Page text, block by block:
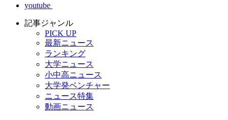
youtube
記事ジャンル
PICK UP
最新ニュース
ランキング
大学ニュース
小中高ニュース
大学発ベンチャー
ニュース特集
動画ニュース